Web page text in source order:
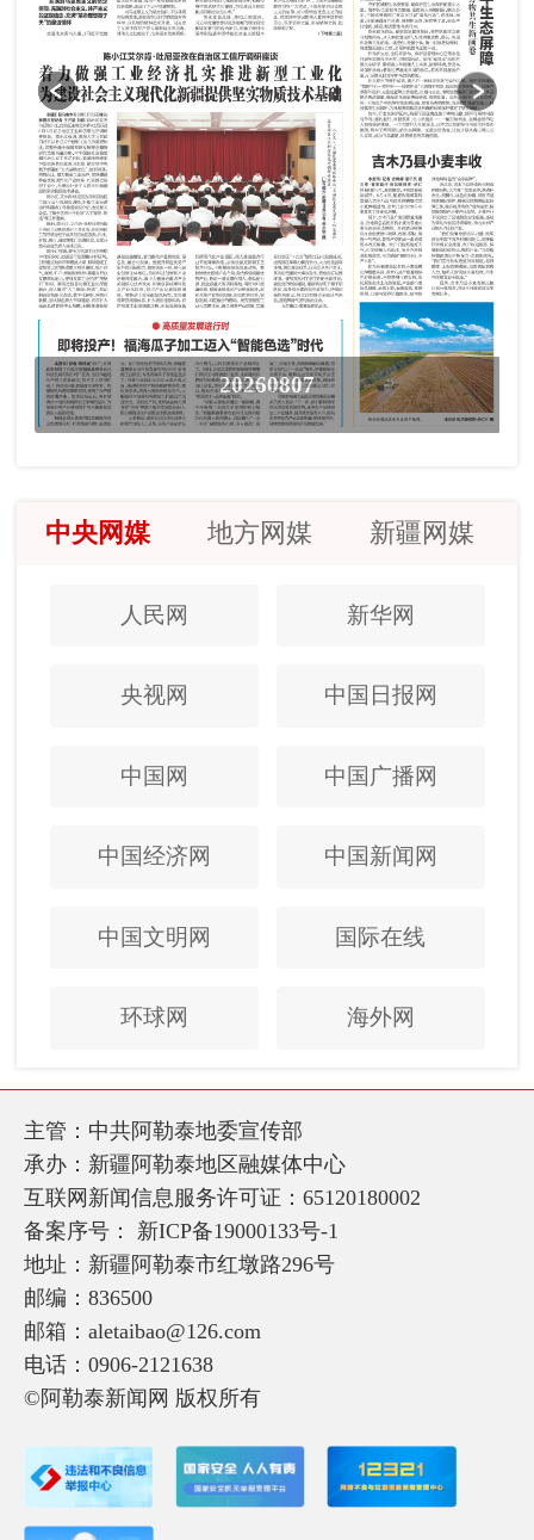
20260807
中央网媒 地方网媒 新疆网媒
人民网 新华网
央视网 中国日报网
中国网 中国广播网
中国经济网 中国新闻网
中国文明网 国际在线
环球网 海外网
主管：中共阿勒泰地委宣传部
承办：新疆阿勒泰地区融媒体中心
互联网新闻信息服务许可证：65120180002
备案序号： 新ICP备19000133号-1
地址：新疆阿勒泰市红墩路296号
邮编：836500
邮箱：aletaibao@126.com
电话：0906-2121638
©阿勒泰新闻网 版权所有